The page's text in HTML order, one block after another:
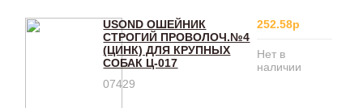
USOND ОШЕЙНИК
СТРОГИЙ ПРОВОЛОЧ.№4
(ЦИНК) ДЛЯ КРУПНЫХ
СОБАК Ц-017
07429
252.58р
Нет в
наличии